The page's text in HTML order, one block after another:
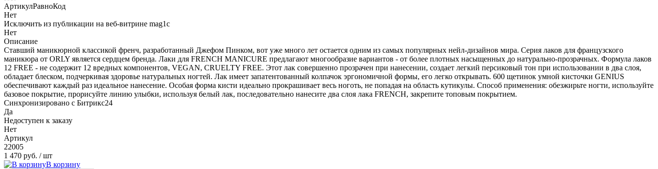
АртикулРавноКод
Нет
Исключить из публикации на веб-витрине mag1c
Нет
Описание
Ставший маникюрной классикой френч, разработанный Джефом Пинком, вот уже много лет остается одним из самых популярных нейл-дизайнов мира. Серия лаков для французского
маникюра от ORLY является сердцем бренда. Лаки для FRENCH MANICURE предлагают многообразие вариантов - от более плотных насыщенных до натурально-прозрачных. Формула лаков
12 FREE - не содержит 12 вредных компонентов, VEGAN, CRUELTY FREE. Этот лак совершенно прозрачен при нанесении, создает легкий персиковый тон при использовании в два слоя,
обладает блеском, подчеркивая здоровье натуральных ногтей. Лак имеет запатентованный колпачок эргономичной формы, его легко открывать. 600 щетинок умной кисточки GENIUS
обеспечивают каждый раз идеальное нанесение. Особая форма кисти идеально прокрашивает весь ноготь, не попадая на область кутикулы. Способ применения: обезжирьте ногти, используйте
базовое покрытие, прорисуйте линию улыбки, используя белый лак, последовательно нанесите два слоя лака FRENCH, закрепите топовым покрытием.
Синхронизировано с Битрикс24
Да
Недоступен к заказу
Нет
Артикул
22005
1 470 руб. / шт
В корзину